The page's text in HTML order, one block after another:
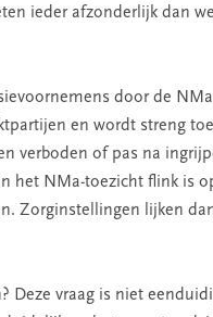
ieder afzonderlijk dan
door de
en wordt streng
verboden of pas na
het NMa-toezicht flink is
Zorginstellingen lijken
Deze vraag is niet